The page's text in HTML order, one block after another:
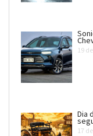
19
Dia
17